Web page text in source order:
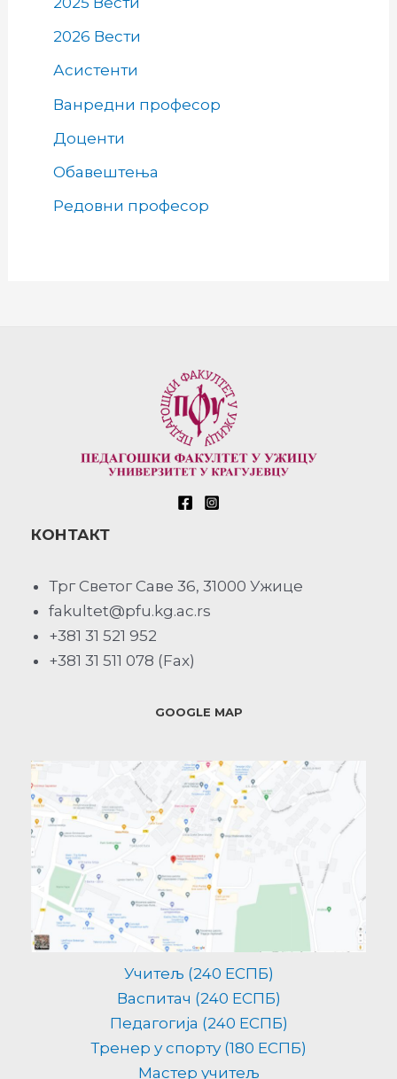
2026 Вести
Асистенти
Ванредни професор
Доценти
Обавештења
Редовни професор
КОНТАКТ
Трг Светог Саве 36, 31000 Ужице
fakultet@pfu.kg.ac.rs
+381 31 521 952
+381 31 511 078 (Fax)
GOOGLE MAP
Учитељ (240 ЕСПБ)
Васпитач (240 ЕСПБ)
Педагогија (240 ЕСПБ)
Тренер у спорту (180 ЕСПБ)
Мастер учитељ